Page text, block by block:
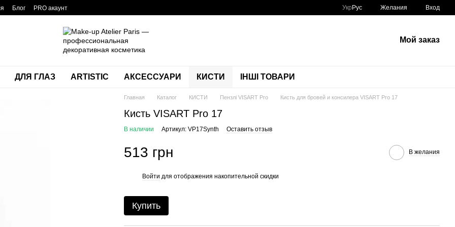
Блог PRO акаунт Укр Рус Желания Вход
Мой заказ
ДЛЯ ГЛАЗ ARTISTIC АКСЕССУАРИ КИСТИ ІНШІ ТОВАРИ
Главная Каталог КИСТИ Пензлі VISART Pro Кисть для бровей и консилера VISART Pro 17
Кисть VISART Pro 17
В наличии Артикул: VP17Synth Оставить отзыв
513 грн В желания
Войти для отображения накопительной скидки
Купить